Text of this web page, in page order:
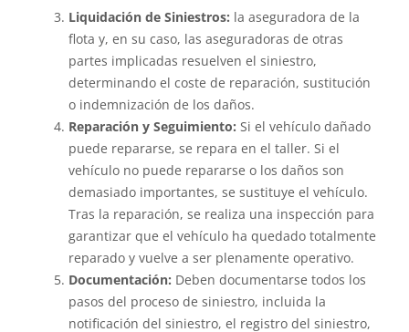
Liquidación de Siniestros: la aseguradora de la
flota y, en su caso, las aseguradoras de otras
partes implicadas resuelven el siniestro,
determinando el coste de reparación, sustitución
o indemnización de los daños.
Reparación y Seguimiento: Si el vehículo dañado
puede repararse, se repara en el taller. Si el
vehículo no puede repararse o los daños son
demasiado importantes, se sustituye el vehículo.
Tras la reparación, se realiza una inspección para
garantizar que el vehículo ha quedado totalmente
reparado y vuelve a ser plenamente operativo.
Documentación: Deben documentarse todos los
pasos del proceso de siniestro, incluida la
notificación del siniestro, el registro del siniestro,